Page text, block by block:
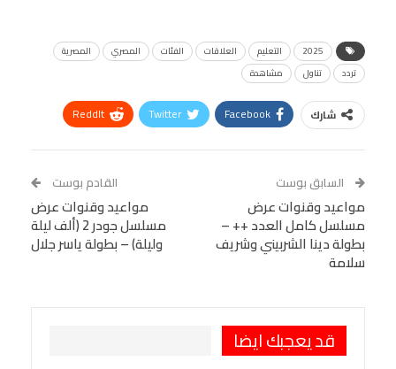
2025 التعليم العلاقات الفئات المصري
المصرية
تردد
تناول مشاهدة
شارك Facebook
Twitter
ReddIt
Tumblr
البريد الإلكتروني
VK
Digg
LINE
BlackBerry
Viber
طباعة
السابق بوست
مواعيد وقنوات عرض
مسلسل كامل العدد ++ –
بطولة دينا الشربيني وشريف
سلامة
القادم بوست
مواعيد وقنوات عرض
مسلسل جودر 2 (ألف ليلة
وليلة) – بطولة ياسر جلال
قد يعجبك ايضا